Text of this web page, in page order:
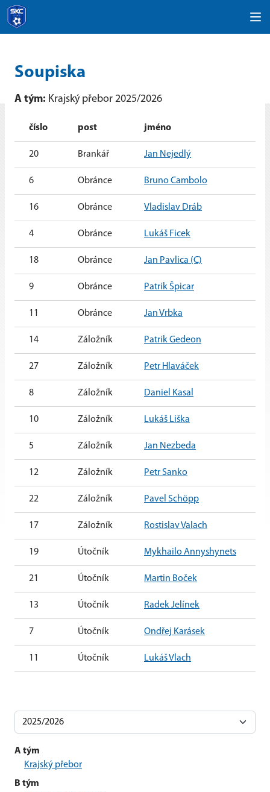
Soupiska
A tým: Krajský přebor 2025/2026
číslo post jméno
20 Brankář Jan Nejedlý
6 Obránce Bruno Cambolo
16 Obránce Vladislav Dráb
4 Obránce Lukáš Ficek
18 Obránce Jan Pavlica (C)
9 Obránce Patrik Špicar
11 Obránce Jan Vrbka
14 Záložník Patrik Gedeon
27 Záložník Petr Hlaváček
8 Záložník Daniel Kasal
10 Záložník Lukáš Liška
5 Záložník Jan Nezbeda
12 Záložník Petr Sanko
22 Záložník Pavel Schöpp
17 Záložník Rostislav Valach
19 Útočník Mykhailo Annyshynets
21 Útočník Martin Boček
13 Útočník Radek Jelínek
7 Útočník Ondřej Karásek
11 Útočník Lukáš Vlach
A tým
Krajský přebor
B tým